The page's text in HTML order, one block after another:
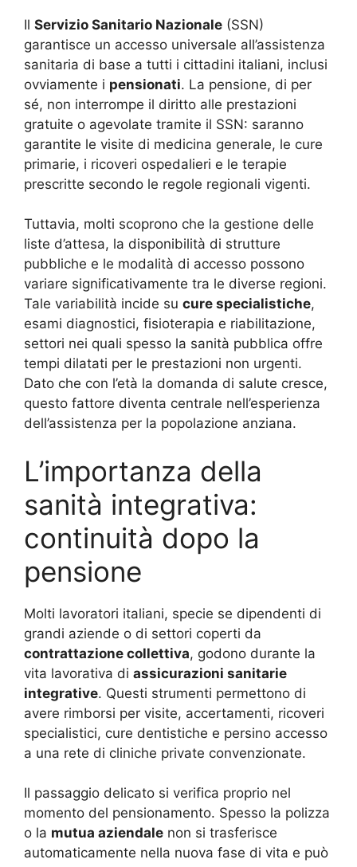
Il Servizio Sanitario Nazionale (SSN)
garantisce un accesso universale all’assistenza
sanitaria di base a tutti i cittadini italiani, inclusi
ovviamente i pensionati. La pensione, di per
sé, non interrompe il diritto alle prestazioni
gratuite o agevolate tramite il SSN: saranno
garantite le visite di medicina generale, le cure
primarie, i ricoveri ospedalieri e le terapie
prescritte secondo le regole regionali vigenti.
Tuttavia, molti scoprono che la gestione delle
liste d’attesa, la disponibilità di strutture
pubbliche e le modalità di accesso possono
variare significativamente tra le diverse regioni.
Tale variabilità incide su cure specialistiche,
esami diagnostici, fisioterapia e riabilitazione,
settori nei quali spesso la sanità pubblica offre
tempi dilatati per le prestazioni non urgenti.
Dato che con l’età la domanda di salute cresce,
questo fattore diventa centrale nell’esperienza
dell’assistenza per la popolazione anziana.
L’importanza della
sanità integrativa:
continuità dopo la
pensione
Molti lavoratori italiani, specie se dipendenti di
grandi aziende o di settori coperti da
contrattazione collettiva, godono durante la
vita lavorativa di assicurazioni sanitarie
integrative. Questi strumenti permettono di
avere rimborsi per visite, accertamenti, ricoveri
specialistici, cure dentistiche e persino accesso
a una rete di cliniche private convenzionate.
Il passaggio delicato si verifica proprio nel
momento del pensionamento. Spesso la polizza
o la mutua aziendale non si trasferisce
automaticamente nella nuova fase di vita e può